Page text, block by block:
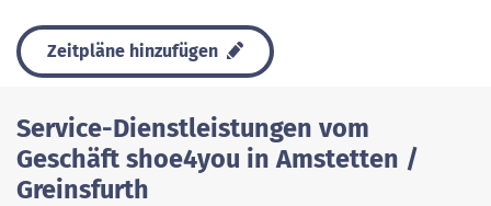
Zeitpläne hinzufügen
Service-Dienstleistungen vom
Geschäft shoe4you in Amstetten /
Greinsfurth